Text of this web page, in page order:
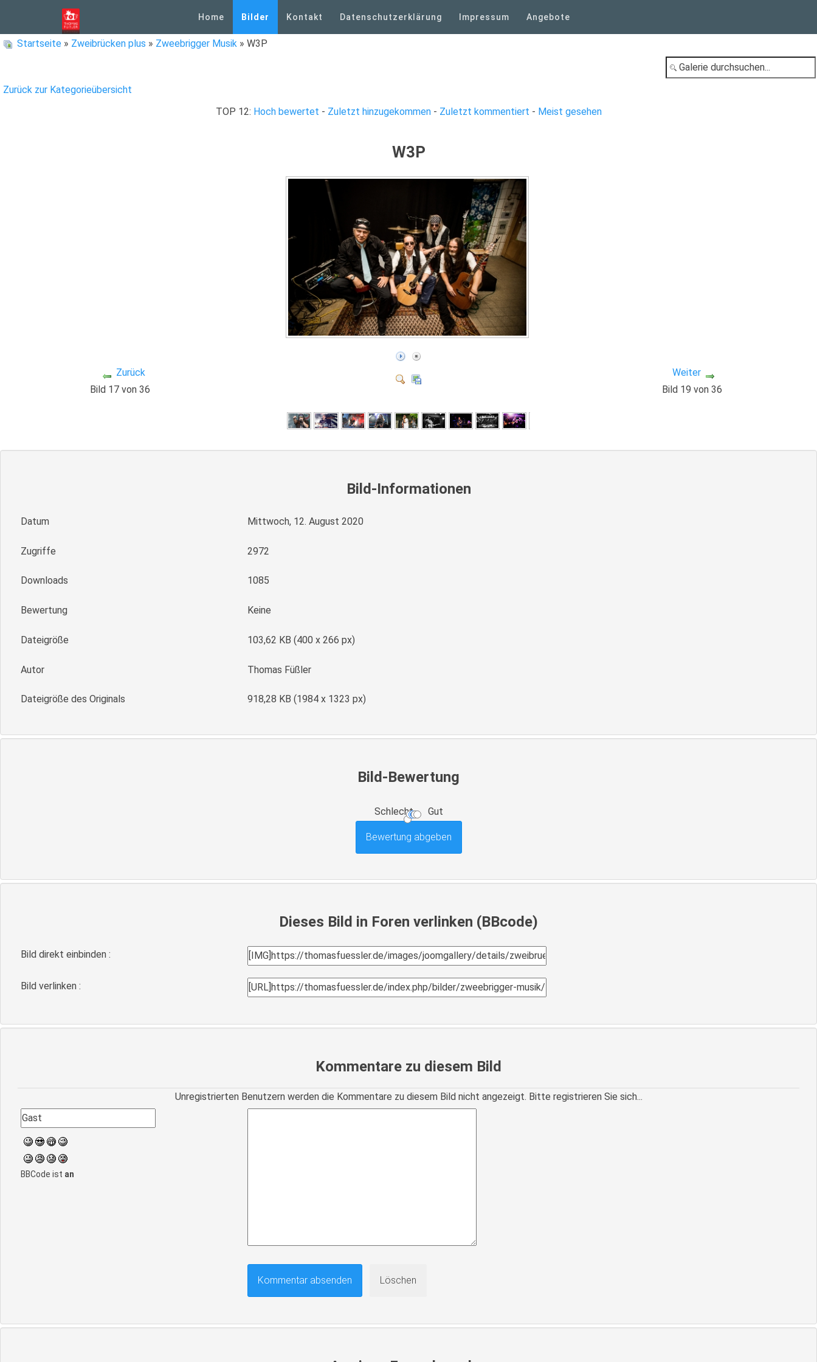
Home Bilder Kontakt Datenschutzerklärung Impressum Angebote
Startseite » Zweibrücken plus » Zweebrigger Musik » W3P
Zurück zur Kategorieübersicht
TOP 12: Hoch bewertet - Zuletzt hinzugekommen- Zuletzt kommentiert - Meist gesehen
W3P
Zurück
Bild 17 von 36
Weiter
Bild 19 von 36
Bild-Informationen
Datum Mittwoch, 12. August 2020
Zugriffe 2972
Downloads 1085
Bewertung Keine
Dateigröße 103,62 KB (400 x 266 px)
Autor Thomas Füßler
Dateigröße des Originals 918,28 KB (1984 x 1323 px)
Bild-Bewertung
Schlecht Gut
Dieses Bild in Foren verlinken (BBcode)
Bild direkt einbinden :
Bild verlinken :
Kommentare zu diesem Bild
Unregistrierten Benutzern werden die Kommentare zu diesem Bild nicht angezeigt. Bitte registrieren Sie sich...
BBCode ist an